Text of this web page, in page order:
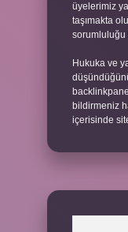
üyelerimiz
taşımakta
sorumluluğu
Hukuka ve
bildirmeniz
içerisinde